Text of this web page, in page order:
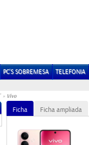
PC'S SOBREMESA TELEFONIA
» Vivo
Ficha Ficha ampliada